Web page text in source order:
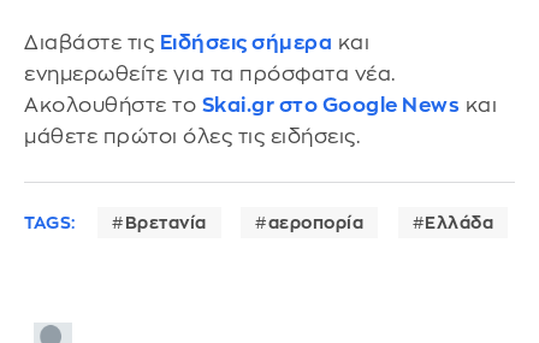
Διαβάστε τις Ειδήσεις σήμερα και
ενημερωθείτε για τα πρόσφατα νέα.
Ακολουθήστε το Skai.gr στο Google News και
μάθετε πρώτοι όλες τις ειδήσεις.
TAGS: Βρετανία αεροπορία Ελλάδα